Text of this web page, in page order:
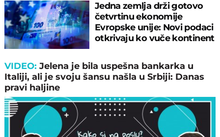
Jedna zemlja drži gotovo
četvrtinu ekonomije
Evropske unije: Novi podaci
otkrivaju ko vuče kontinent
VIDEO:Jelena je bila uspešna bankarka u
Italiji, ali je svoju šansu našla u Srbiji: Danas
pravi haljine